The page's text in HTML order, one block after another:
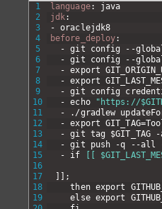
1
2
3
4
5
6
7
8
9
10
11
12
13
14
15
16
17
18
19
language: java
jdk:
- oraclejdk8
before_deploy:
- git config --
- git config --
- export GIT _ORIGIN _
- export GIT LAST_
- git config
- echo "https://
-
. /gradlew
- export GIT _
- git tag $GIT TAG -
- git push -q --all
-
if
[[
] ] ;
then export GITHUB
else export GITHUB